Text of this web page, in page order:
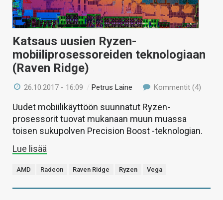
Katsaus uusien Ryzen-
mobiiliprosessoreiden teknologiaan
(Raven Ridge)
26.10.2017 - 16:09 / Petrus Laine Kommentit (4)
Uudet mobiilikäyttöön suunnatut Ryzen-
prosessorit tuovat mukanaan muun muassa
toisen sukupolven Precision Boost -teknologian.
Lue lisää
AMD Radeon Raven Ridge Ryzen Vega